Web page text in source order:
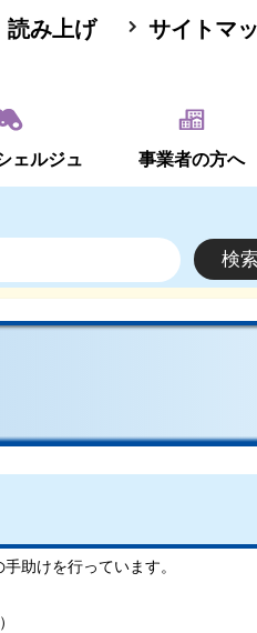
読み上げ サイトマ
ェルジュ 事業者の方へ
助けを行っています。